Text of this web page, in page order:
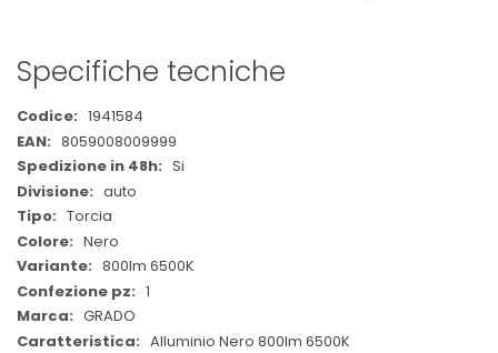
Specifiche tecniche
Maggiori
Informazioni
1941584
8059008009999
Si
auto
Torcia
Nero
800lm 6500K
1
GRADO
Alluminio Nero 800lm 6500K